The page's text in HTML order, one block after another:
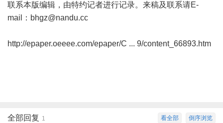
联系本版编辑，由特约记者进行记录。来稿及联系请E-
mail： bhgz@nandu.cc
http://epaper.oeeee.com/epaper/C ... 9/content_66893.htm
倒序浏览
看全部
全部回复 1